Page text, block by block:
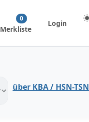
0
Merkliste
Login
über KBA / HSN-TSN